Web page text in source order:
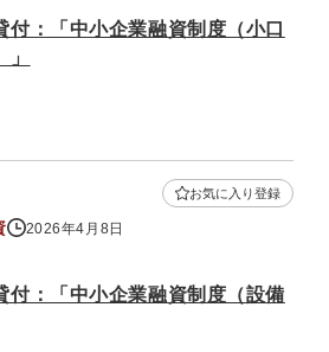
付：「中小企業融資制度（小口
2026年4月8日
お気に入り登録
付：「中小企業融資制度（設備